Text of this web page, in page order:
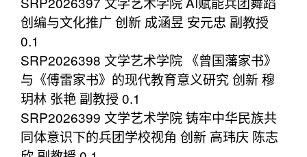
创编与文化推广 创新 成涵昱 安元忠 副教授
0.1
SRP2026398 文学艺术学院 《曾国藩家书》
与《傅雷家书》的现代教育意义研究 创新 穆
玥林 张艳 副教授 0.1
SRP2026399 文学艺术学院 铸牢中华民族共
同体意识下的兵团学校视角 创新 高玮庆 陈志